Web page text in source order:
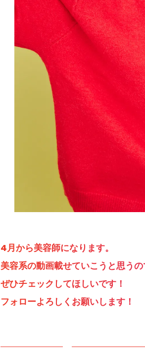
4月から美容師になります。
美容系の動画載せていこうと思う
ぜひチェックしてほしいです！
フォローよろしくお願いします！